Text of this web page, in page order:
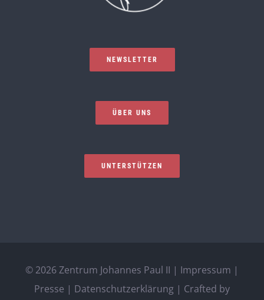
NEWSLETTER
ÜBER UNS
UNTERSTÜTZEN
© 2026 Zentrum Johannes Paul II | Impressum |
Presse | Datenschutzerklärung | Crafted by